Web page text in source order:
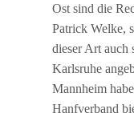
Ost sind die
Patrick Welke,
dieser Art auch
Karlsruhe
Mannheim
Hanfverband